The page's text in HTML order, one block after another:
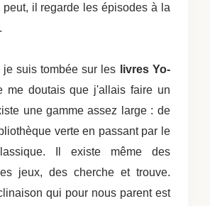
il regarde les épisodes à la
suis tombée sur les
livres Yo-
me doutais que j'allais faire un
une gamme assez large : de
verte en passant par le
Il existe même des
jeux, des cherche et trouve.
qui pour nous parent est